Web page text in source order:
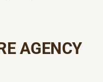
AGENCY